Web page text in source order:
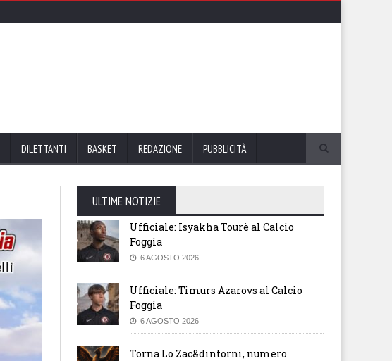
DILETTANTI BASKET REDAZIONE PUBBLICITÀ
ULTIME NOTIZIE
Ufficiale: Isyakha Tourè al Calcio
Foggia
6 AGOSTO 2026
Ufficiale: Timurs Azarovs al Calcio
Foggia
6 AGOSTO 2026
Torna Lo Zac&dintorni, numero